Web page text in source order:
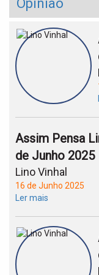
Opinião
Assim Pensa
de Junho 2025
Lino Vinhal
16 de Junho 2025
Ler mais